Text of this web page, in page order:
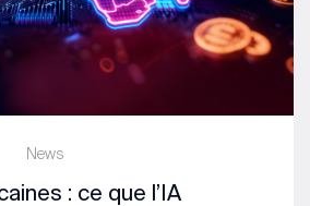
News
: ce que l’IA